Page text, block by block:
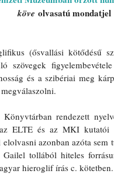
köve olvasatú mondatjel
(ősvallási kötődésű
szövegek
és a szibériai meg
rendezett
ELTE és az MKI kutatói
azonban azóta
tollából hiteles
hieroglif írás c. kötetben.